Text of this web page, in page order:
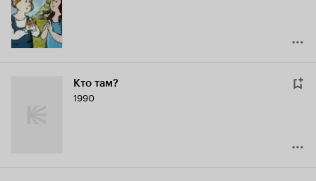
5.4
Кто там?
1990